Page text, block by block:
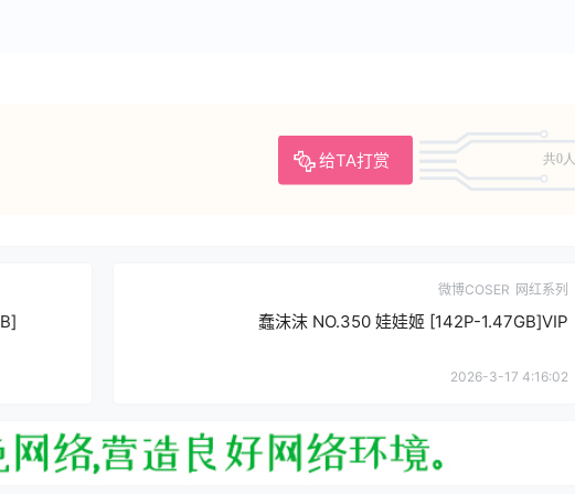
给TA打赏 共0人
微博COSER 网红系列
蠢沫沫 NO.350 娃娃姬 [142P-1.47GB]VIP
2026-3-17 4:16:02